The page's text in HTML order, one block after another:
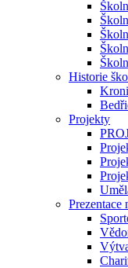
Historie
Projekty
Prezentace